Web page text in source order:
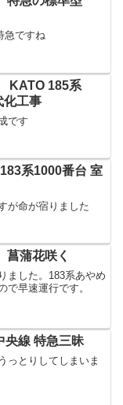
急ですね
185系
化工事
です
系1000番台 室
が命が宿りました
蒲花咲く
ました。183系あやめ
で早速運行です。
線 特急三昧
っとりしてしまいま